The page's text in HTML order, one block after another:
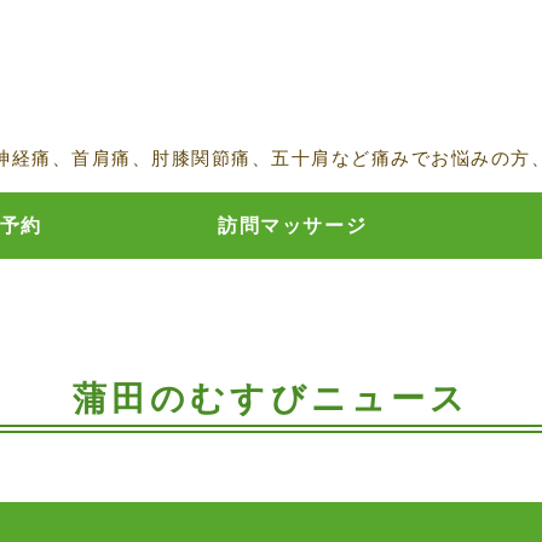
痛、首肩痛、肘膝関節痛、五十肩など痛みでお悩みの方
約 訪問マッサージ
蒲田のむすびニュース